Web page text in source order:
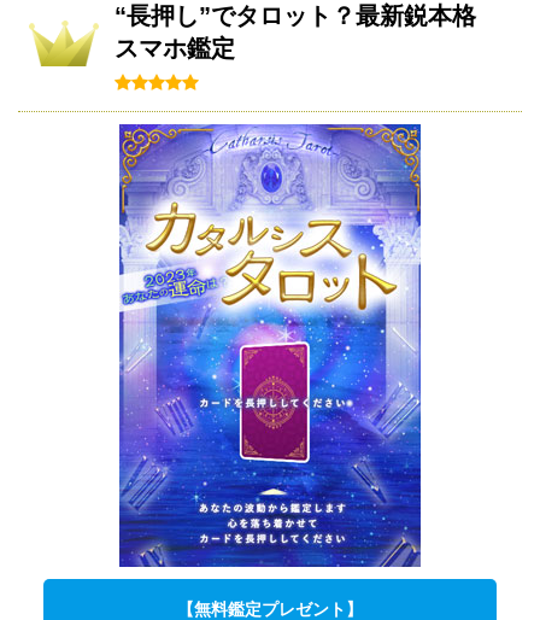
“長押し”でタロット？最新鋭本格
スマホ鑑定
【無料鑑定プレゼント】